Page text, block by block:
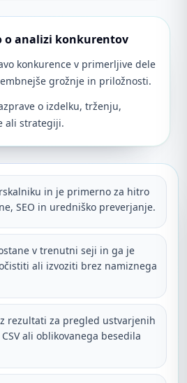
o analizi konkurentov
konkurence v primerljive dele
grožnje in priložnosti.
o izdelku, trženju,
ali strategiji.
in je primerno za hitro
SEO in uredniško preverjanje.
v trenutni seji in ga je
ali izvoziti brez namiznega
rezultati za pregled ustvarjenih
ali oblikovanega besedila